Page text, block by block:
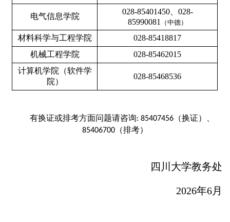
电气信息学院
028-85401450、028-
85990081
（中德）
材料科学与工程学院
028-85418817
机械工程学院
028-85462015
计算机学院（软件学
院）
028-85468536
有换证或排考方面问题请咨询: 85407456 （换证）、
85406700（排考）
四川大学教务处
2026年6月